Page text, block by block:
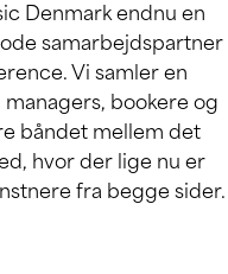
Denmark endnu en
samarbejdspartner
Vi samler en
bookere og
båndet mellem det
hvor der lige nu er
fra begge sider.